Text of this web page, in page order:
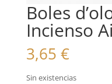
Boles
Incienso
3,65 €
Sin existencias